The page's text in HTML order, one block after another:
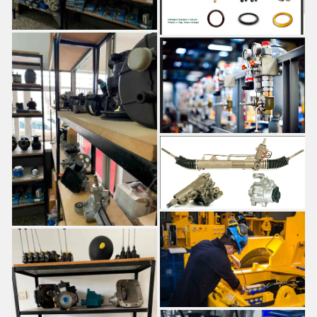
ELECTROVALVULAS ACUMULADORES FILTROS
CENTRALES HIDROGRUAS DEPOSITOS
MANGUEROTES DIRECCIONES ELÉCTRICAS
ARMADO DE MANGUERAS DE BAJA Y ALTA PRESIÓN
INGENIERÍA Y DESARROLLO DE PROYECTOS HIDRAULICOS
MOTORES HIDRÁULICOS CAJAS HIDRAULICAS
BATEAS